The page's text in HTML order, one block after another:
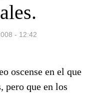
- 12:42
oscense en el que
pero que en los